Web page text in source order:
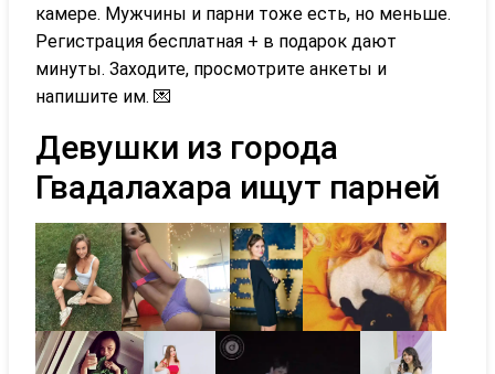
камере. Мужчины и парни тоже есть, но меньше.
Регистрация бесплатная + в подарок дают
минуты. Заходите, просмотрите анкеты и
напишите им. 💌
Девушки из города
Гвадалахара ищут парней